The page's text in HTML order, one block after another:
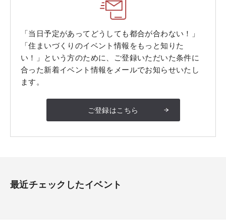
「当日予定があってどうしても都合が合わない！」
「住まいづくりのイベント情報をもっと知りた
い！」という方のために、ご登録いただいた条件に
合った新着イベント情報をメールでお知らせいたし
ます。
ご登録はこちら
最近チェックしたイベント